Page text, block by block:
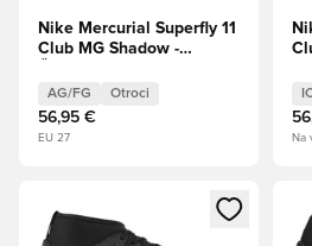
Nike Mercurial Superfly 11
Club MG Shadow -
Kids
AG/FG Otroci
56,95 €
EU 27 Na
Odpre Modal za prijavo ali vpis kot